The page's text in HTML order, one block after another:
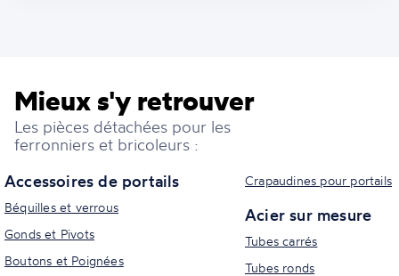
Mieux s'y retrouver
Les pièces détachées pour les
ferronniers et bricoleurs :
Accessoires de portails
Béquilles et verrous
Gonds et Pivots
Boutons et Poignées
Crapaudines pour portails
Acier sur mesure
Tubes carrés
Tubes ronds